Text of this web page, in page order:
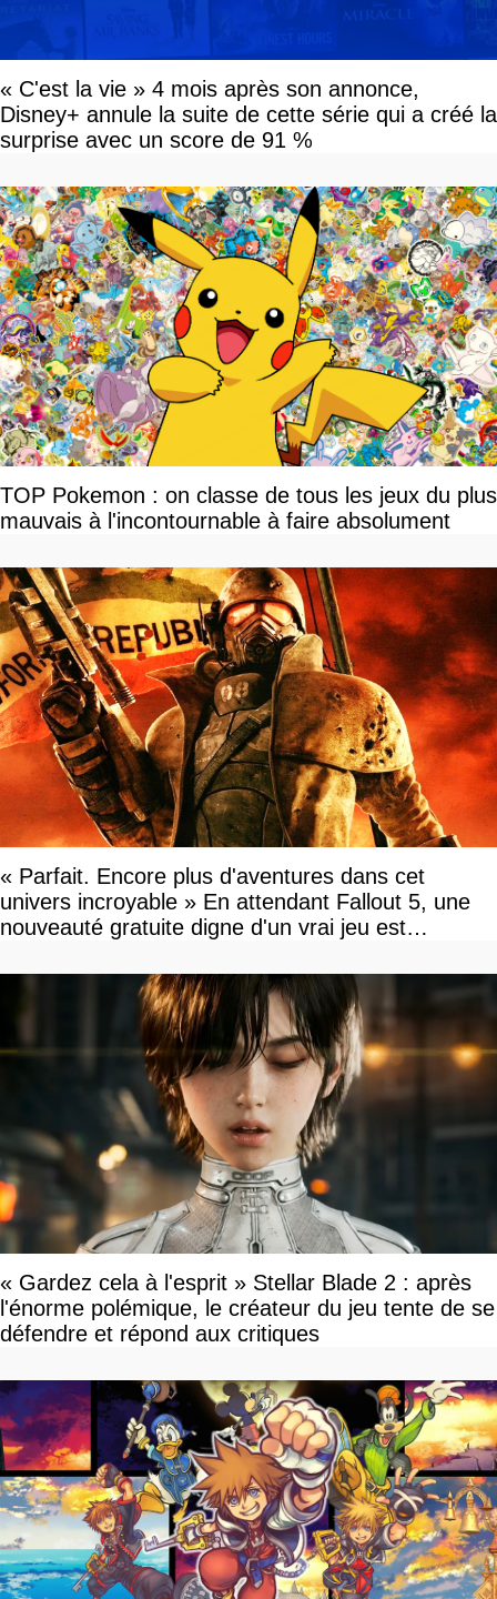
« C'est la vie » 4 mois après son annonce,
Disney+ annule la suite de cette série qui a créé la
surprise avec un score de 91 %
TOP Pokemon : on classe de tous les jeux du plus
mauvais à l'incontournable à faire absolument
« Parfait. Encore plus d'aventures dans cet
univers incroyable » En attendant Fallout 5, une
nouveauté gratuite digne d'un vrai jeu est
« Gardez cela à l'esprit » Stellar Blade 2 : après
l'énorme polémique, le créateur du jeu tente de se
défendre et répond aux critiques